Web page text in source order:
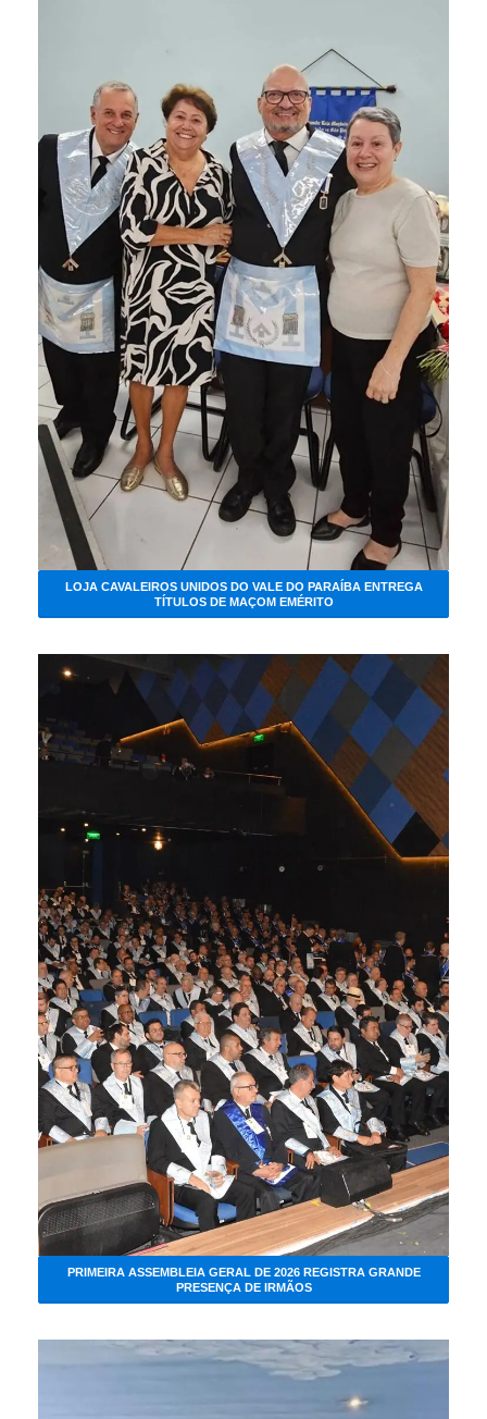
LOJA CAVALEIROS UNIDOS DO VALE DO PARAÍBA ENTREGA
TÍTULOS DE MAÇOM EMÉRITO
PRIMEIRA ASSEMBLEIA GERAL DE 2026 REGISTRA GRANDE
PRESENÇA DE IRMÃOS